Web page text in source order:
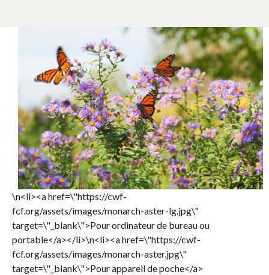
\n<li><a href=\"https://cwf-
fcf.org/assets/images/monarch-aster-lg.jpg\"
target=\"_blank\">Pour ordinateur de bureau ou
portable</a></li>\n<li><a href=\"https://cwf-
fcf.org/assets/images/monarch-aster.jpg\"
target=\"_blank\">Pour appareil de poche</a>